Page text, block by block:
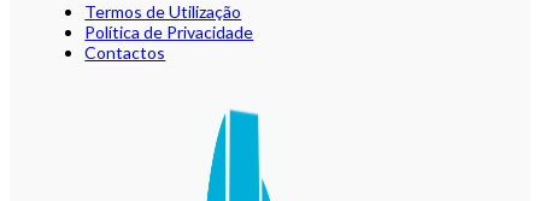
Termos de Utilização
Política de Privacidade
Contactos